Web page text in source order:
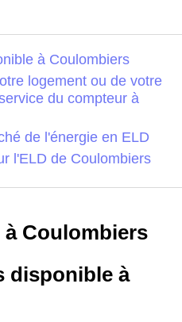
à Coulombiers
logement ou de votre
du compteur à
de l'énergie en ELD
l'ELD de Coulombiers
à Coulombiers
disponible à